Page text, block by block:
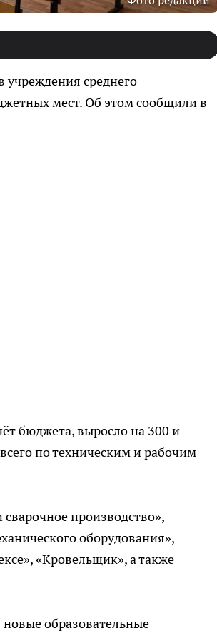
учреждения среднего
мест. Об этом сообщили в
бюджета, выросло на 300 и
по техническим и рабочим
производство»,
оборудования»,
«Кровельщик», а также
образовательные